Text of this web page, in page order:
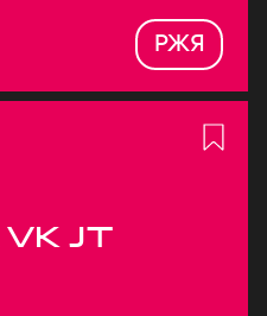
РЖЯ
JT